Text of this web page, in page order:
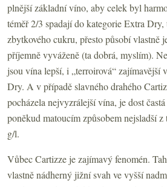
plnější základní víno, aby celek byl
téměř 2/3 spadají do kategorie Extra
zbytkového cukru, přesto působí vlastně
příjemně vyváženě (ta dobrá, myslím).
jsou vína lepší, i „terroirová“ zajímavější
Dry. A v případě slavného drahého
pocházela nejvyzrálejší vína, je dost
poněkud matoucím způsobem nejsladší
g/l.
Vůbec Cartizze je zajímavý fenomén.
vlastně nádherný jižní svah ve vyšší